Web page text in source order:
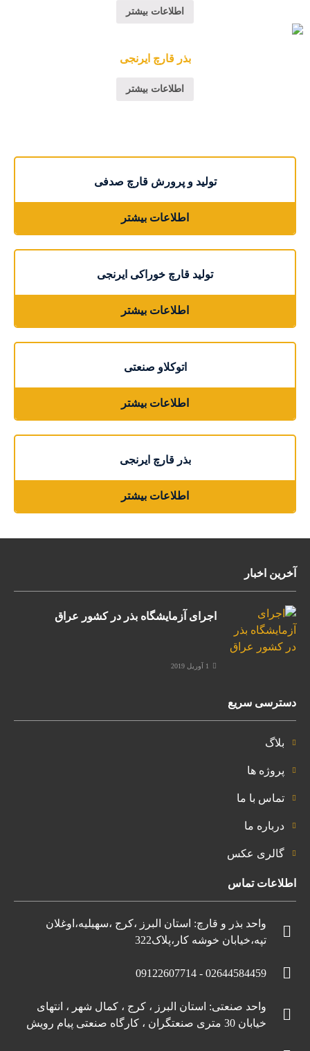
اطلاعات بیشتر
بذر قارچ ایرنجی
اطلاعات بیشتر
تولید و پرورش قارچ صدفی
اطلاعات بیشتر
تولید قارچ خوراکی ایرنجی
اطلاعات بیشتر
اتوکلاو صنعتی
اطلاعات بیشتر
بذر قارچ ایرنجی
اطلاعات بیشتر
آخرین اخبار
اجرای آزمایشگاه بذر در کشور عراق
1 آوریل 2019
دسترسی سریع
بلاگ
پروژه ها
تماس با ما
درباره ما
گالری عکس
اطلاعات تماس
واحد بذر و قارچ: استان البرز ،کرج ،سهیلیه،اوغلان
تپه،خیابان خوشه کار،پلاک322
02644584459 - 09122607714
واحد صنعتی: استان البرز ، کرج ، کمال شهر ، انتهای
خیابان 30 متری صنعتگران ، کارگاه صنعتی پیام رویش